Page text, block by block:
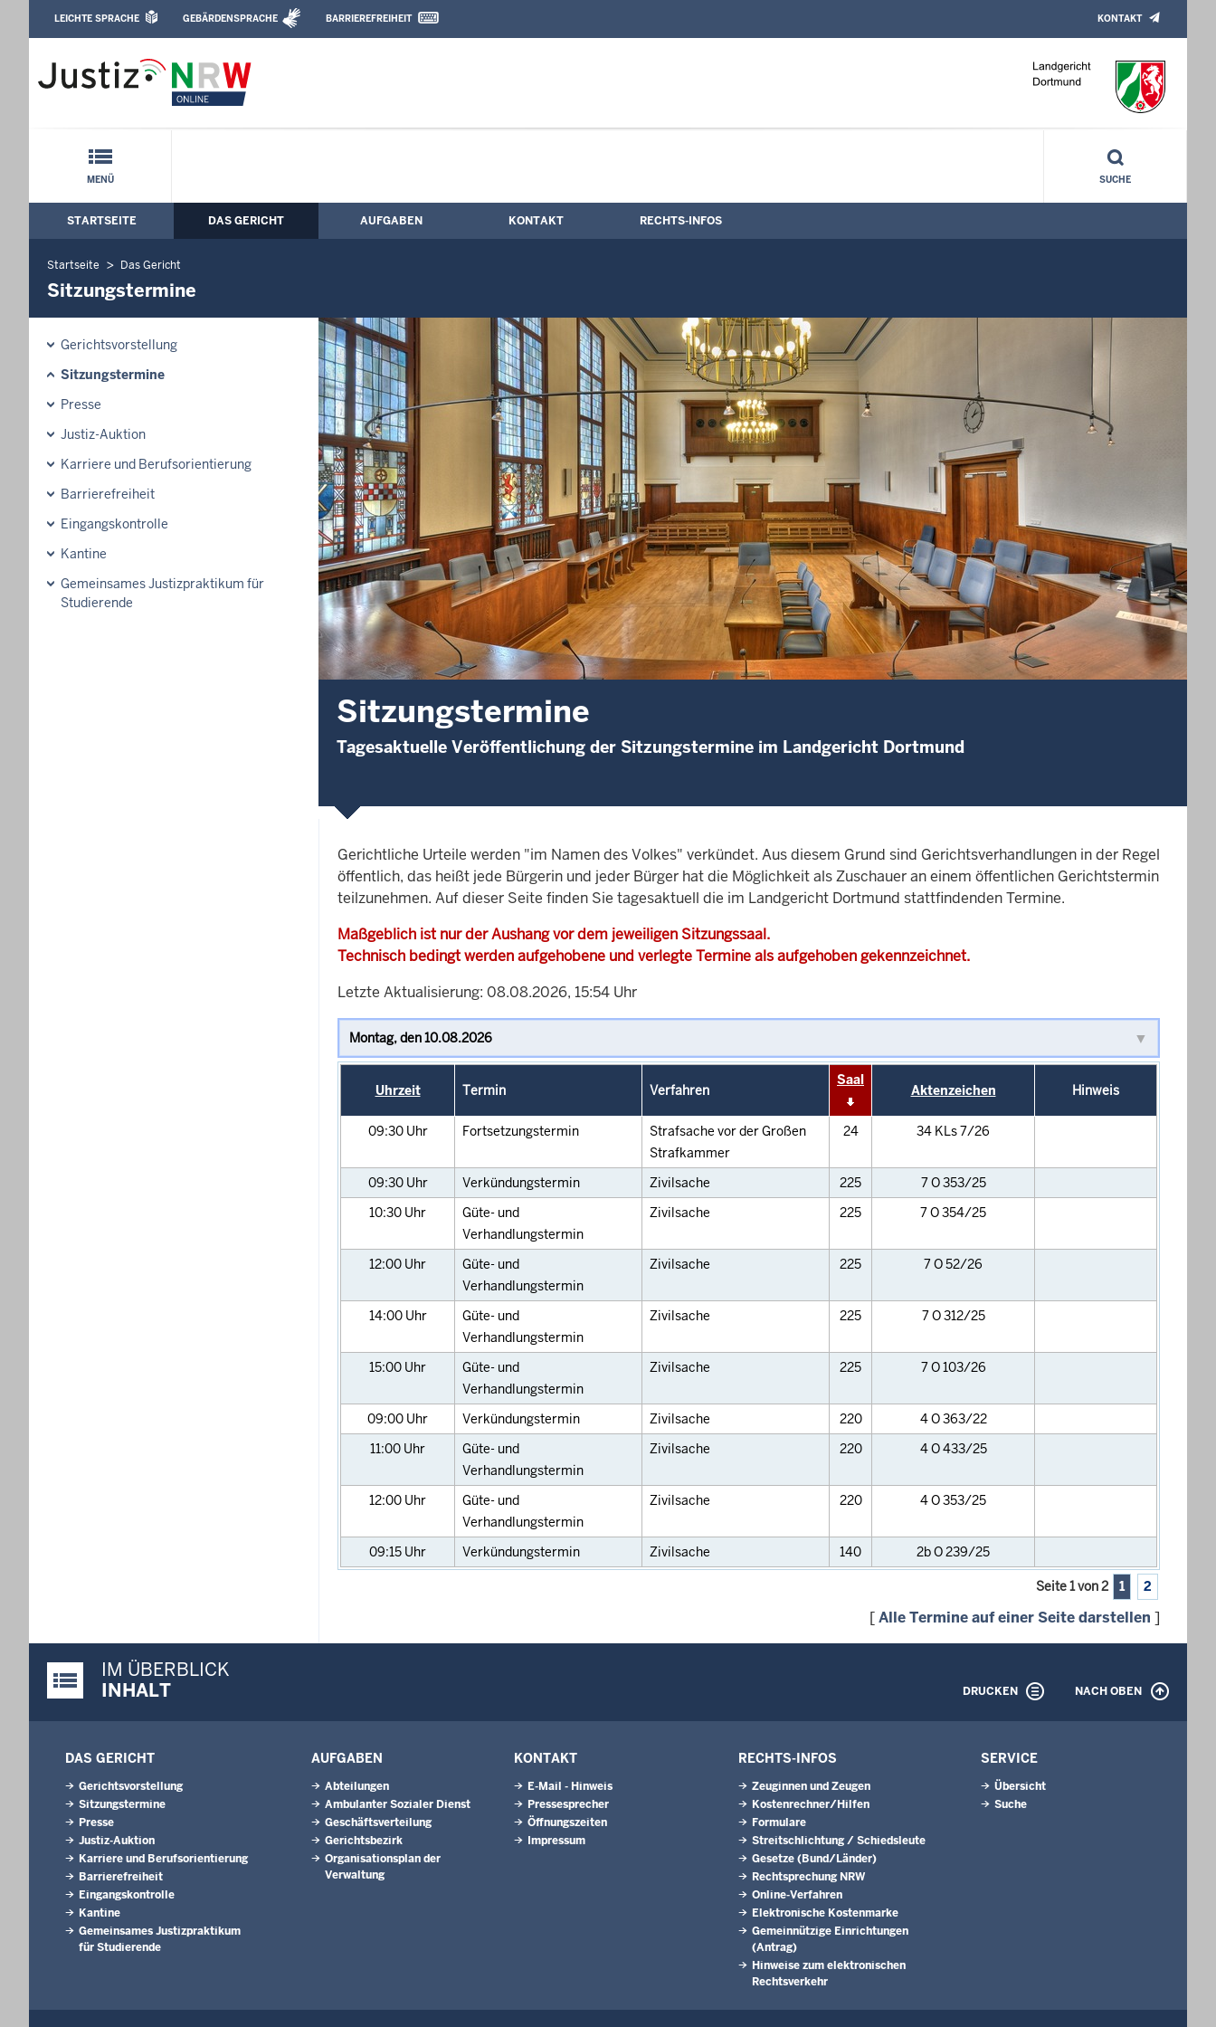
Landgericht Dortmund: Sitzungstermine
Leichte Sprache, Gebärdensprachenvideo und Kontaktformular
LEICHTE SPRACHE GEBÄRDENSPRACHE BARRIEREFREIHEIT KONTAKT
Schnellnavigation mit Volltext-Suche
MENÜ SUCHE
Hauptmenü: Hauptnavigation
STARTSEITE DAS GERICHT AUFGABEN KONTAKT RECHTS-INFOS
Startseite Das Gericht
Sitzungstermine
Gerichtsvorstellung
Sitzungstermine
Presse
Justiz-Auktion
Karriere und Berufsorientierung
Barrierefreiheit
Eingangskontrolle
Kantine
Gemeinsames Justizpraktikum für
Studierende
Sitzungstermine
Tagesaktuelle Veröffentlichung der Sitzungstermine im Landgericht Dortmund
Gerichtliche Urteile werden "im Namen des Volkes" verkündet. Aus diesem Grund sind Gerichtsverhandlungen in der Regel
öffentlich, das heißt jede Bürgerin und jeder Bürger hat die Möglichkeit als Zuschauer an einem öffentlichen Gerichtstermin
teilzunehmen. Auf dieser Seite finden Sie tagesaktuell die im Landgericht Dortmund stattfindenden Termine.
Maßgeblich ist nur der Aushang vor dem jeweiligen Sitzungssaal.
Technisch bedingt werden aufgehobene und verlegte Termine als aufgehoben gekennzeichnet.
Letzte Aktualisierung: 08.08.2026, 15:54 Uhr
Uhrzeit Termin Verfahren
Saal
Aktenzeichen Hinweis
09:30 Uhr Fortsetzungstermin
Strafsache vor der Großen
Strafkammer
24 34 KLs 7/26
09:30 Uhr Verkündungstermin Zivilsache 225
7 O 353/25
10:30 Uhr
Güte- und
Verhandlungstermin
Zivilsache 225 7 O 354/25
12:00 Uhr
Güte- und
Verhandlungstermin
Zivilsache 225 7 O 52/26
14:00 Uhr
Güte- und
Verhandlungstermin
Zivilsache 225 7 O 312/25
15:00 Uhr
Güte- und
Verhandlungstermin
Zivilsache 225 7 O 103/26
09:00 Uhr Verkündungstermin Zivilsache 220
4 O 363/22
11:00 Uhr
Güte- und
Verhandlungstermin
Zivilsache 220 4 O 433/25
12:00 Uhr
Güte- und
Verhandlungstermin
Zivilsache 220 4 O 353/25
09:15 Uhr Verkündungstermin Zivilsache 140 2b O 239/25
Seite 1 von 2 1 2
[Alle Termine auf einer Seite darstellen ]
Justiz-Portal im Überblick:
IM ÜBERBLICK
INHALT
DRUCKEN NACH OBEN
DAS GERICHT
Gerichtsvorstellung
Sitzungstermine
Presse
Justiz-Auktion
Karriere und Berufsorientierung
Barrierefreiheit
Eingangskontrolle
Kantine
Gemeinsames Justizpraktikum
für Studierende
AUFGABEN
Abteilungen
Ambulanter Sozialer Dienst
Geschäftsverteilung
Gerichtsbezirk
Organisationsplan der
Verwaltung
KONTAKT
E-Mail - Hinweis
Pressesprecher
Öffnungszeiten
Impressum
RECHTS-INFOS
Zeuginnen und Zeugen
Kostenrechner/Hilfen
Formulare
Streitschlichtung / Schiedsleute
Gesetze (Bund/Länder)
Rechtsprechung NRW
Online-Verfahren
Elektronische Kostenmarke
Gemeinnützige Einrichtungen
(Antrag)
Hinweise zum elektronischen
Rechtsverkehr
SERVICE
Übersicht
Suche